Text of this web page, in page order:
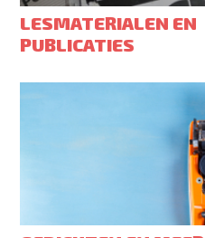
LESMATERIALEN EN
PUBLICATIES